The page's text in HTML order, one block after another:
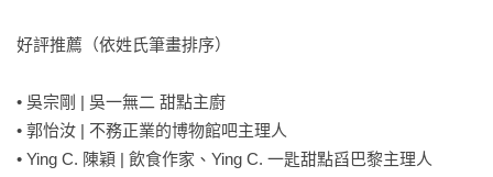
好評推薦（依姓氏筆畫排序）
• 吳宗剛 | 吳一無二 甜點主廚
• 郭怡汝 | 不務正業的博物館吧主理人
• Ying C. 陳穎 | 飲食作家、Ying C. 一匙甜點舀巴黎主理人